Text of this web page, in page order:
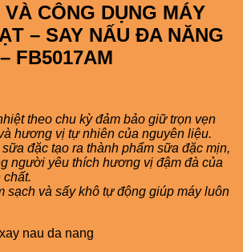
CÔNG DỤNG MÁY
– SAY NẤU ĐA NĂNG
FB5017AM
theo chu kỳ đảm bảo giữ trọn vẹn
hương vị tựnhiên của nguyên liệu.
đặc tạo ra thành phẩm sữa đặc mịn,
người yêu thích hương vị đậm đà của
chất.
sạch và sấy khô tự động giúp máy luôn